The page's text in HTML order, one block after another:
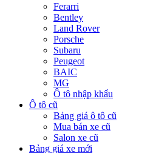
Ferarri
Bentley
Land Rover
Porsche
Subaru
Peugeot
BAIC
MG
Ô tô nhập khẩu
Ô tô cũ
Bảng giá ô tô cũ
Mua bán xe cũ
Salon xe cũ
Bảng giá xe mới